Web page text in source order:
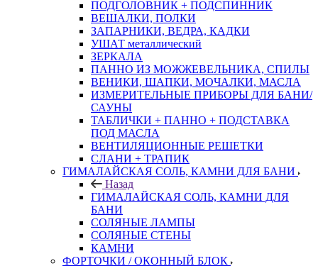
ПОДГОЛОВНИК + ПОДСПИННИК
ВЕШАЛКИ, ПОЛКИ
ЗАПАРНИКИ, ВЕДРА, КАДКИ
УШАТ металлический
ЗЕРКАЛА
ПАННО ИЗ МОЖЖЕВЕЛЬНИКА, СПИЛЫ
ВЕНИКИ, ШАПКИ, МОЧАЛКИ, МАСЛА
ИЗМЕРИТЕЛЬНЫЕ ПРИБОРЫ ДЛЯ БАНИ/
САУНЫ
ТАБЛИЧКИ + ПАННО + ПОДСТАВКА
ПОД МАСЛА
ВЕНТИЛЯЦИОННЫЕ РЕШЕТКИ
СЛАНИ + ТРАПИК
ГИМАЛАЙСКАЯ СОЛЬ, КАМНИ ДЛЯ БАНИ
Назад
ГИМАЛАЙСКАЯ СОЛЬ, КАМНИ ДЛЯ
БАНИ
СОЛЯНЫЕ ЛАМПЫ
СОЛЯНЫЕ СТЕНЫ
КАМНИ
ФОРТОЧКИ / ОКОННЫЙ БЛОК